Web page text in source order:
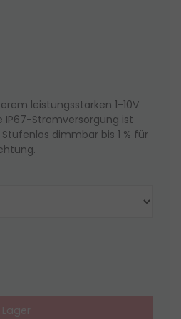
leistungsstarken 1-10V
IP67-Stromversorgung ist
dimmbar bis 1 % für